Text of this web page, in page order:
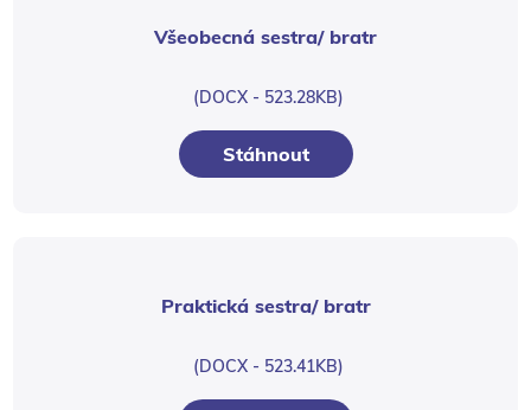
Všeobecná sestra/ bratr
(DOCX - 523.28KB)
Stáhnout
Praktická sestra/ bratr
(DOCX - 523.41KB)